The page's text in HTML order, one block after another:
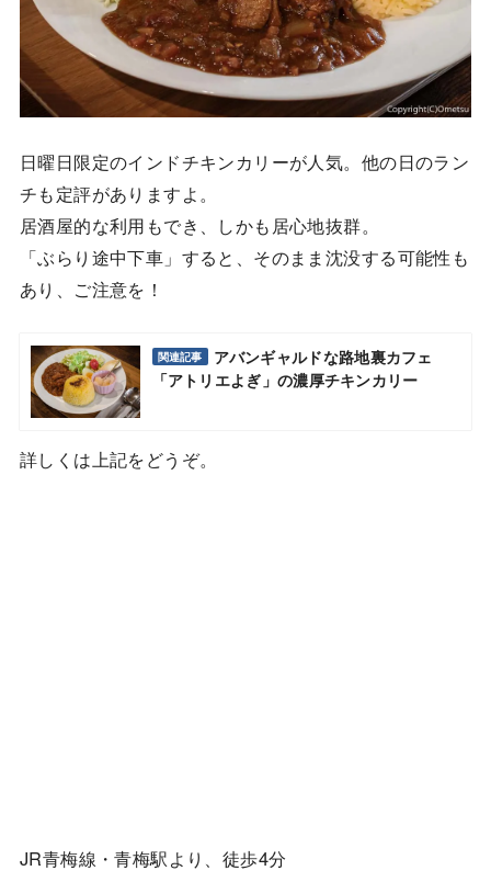
日曜日限定のインドチキンカリーが人気。他の日のラン
チも定評がありますよ。
居酒屋的な利用もでき、しかも居心地抜群。
「ぶらり途中下車」すると、そのまま沈没する可能性も
あり、ご注意を！
関連記事
アバンギャルドな路地裏カフェ
「アトリエよぎ」の濃厚チキンカリー
詳しくは上記をどうぞ。
JR青梅線・青梅駅より、徒歩4分